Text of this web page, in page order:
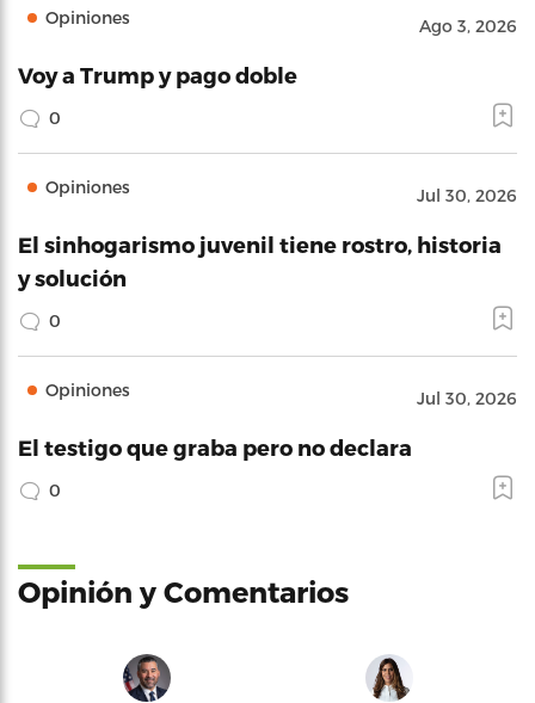
Opiniones Ago 3, 2026
Voy a Trump y pago doble
0
Opiniones Jul 30, 2026
El sinhogarismo juvenil tiene rostro, historia
y solución
0
Opiniones Jul 30, 2026
El testigo que graba pero no declara
0
Opinión y Comentarios